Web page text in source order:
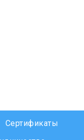
Сертификаты